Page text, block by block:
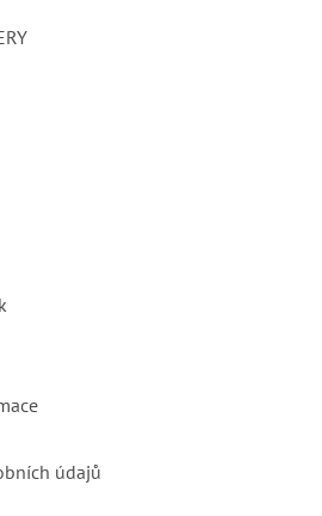
údajů